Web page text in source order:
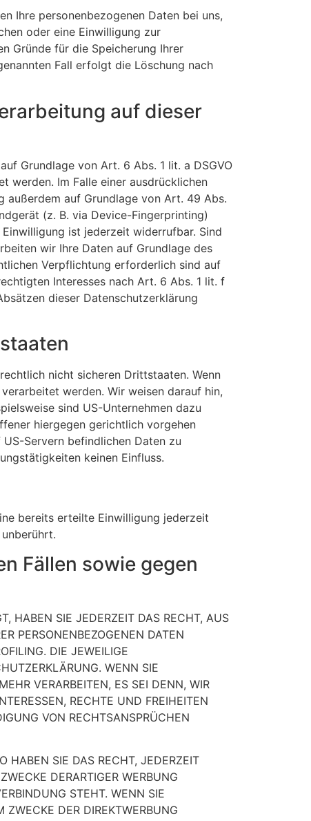
Ihre personenbezogenen Daten bei uns,
oder eine Einwilligung zur
Gründe für die Speicherung Ihrer
Fall erfolgt die Löschung nach
auf dieser
Grundlage von Art. 6 Abs. 1 lit. a DSGVO
werden. Im Falle einer ausdrücklichen
auf Grundlage von Art. 49 Abs.
(z. B. via Device-Fingerprinting)
ist jederzeit widerrufbar. Sind
wir Ihre Daten auf Grundlage des
Verpflichtung erforderlich sind auf
Interesses nach Art. 6 Abs. 1 lit. f
dieser Datenschutzerklärung
nicht sicheren Drittstaaten. Wenn
werden. Wir weisen darauf hin,
sind US-Unternehmen dazu
hiergegen gerichtlich vorgehen
Servern befindlichen Daten zu
keinen Einfluss.
bereits erteilte Einwilligung jederzeit
Fällen sowie gegen
HABEN SIE JEDERZEIT DAS RECHT, AUS
PERSONENBEZOGENEN DATEN
DIE JEWEILIGE
WENN SIE
VERARBEITEN, ES SEI DENN, WIR
RECHTE UND FREIHEITEN
VON RECHTSANSPRÜCHEN
HABEN SIE DAS RECHT, JEDERZEIT
DERARTIGER WERBUNG
STEHT. WENN SIE
DER DIREKTWERBUNG